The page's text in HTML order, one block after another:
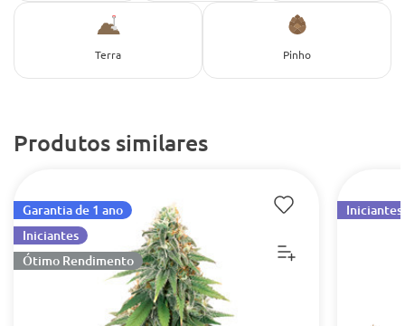
Terra Pinho
Produtos similares
Garantia de 1 ano
Iniciantes
Ótimo Rendimento
Iniciantes